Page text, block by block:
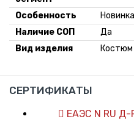
Особенность
Новинка
Наличие СОП
Да
Вид изделия
Костюм
СЕРТИФИКАТЫ
ЕАЭС N RU Д-